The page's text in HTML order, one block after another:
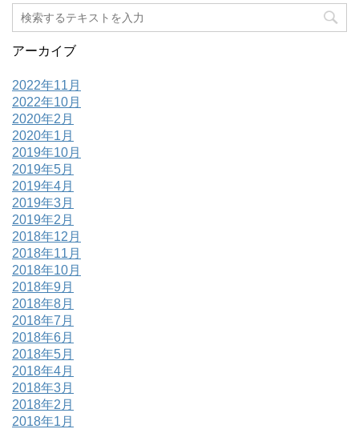
アーカイブ
2022年11月
2022年10月
2020年2月
2020年1月
2019年10月
2019年5月
2019年4月
2019年3月
2019年2月
2018年12月
2018年11月
2018年10月
2018年9月
2018年8月
2018年7月
2018年6月
2018年5月
2018年4月
2018年3月
2018年2月
2018年1月